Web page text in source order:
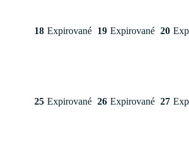
18 Expirované 19 Expirované 20
25 Expirované 26 Expirované 27